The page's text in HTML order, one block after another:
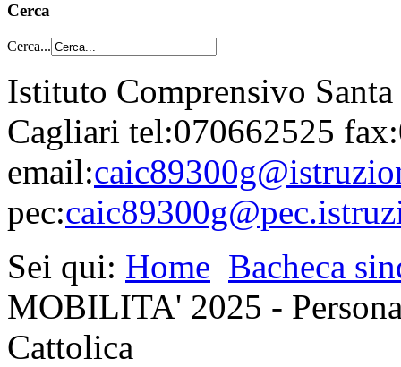
Cerca
Cerca...
Istituto Comprensivo
Cagliari tel:070662525
email:
pec:
Sei qui: Home Bacheca
MOBILITA' 2025 -
Cattolica